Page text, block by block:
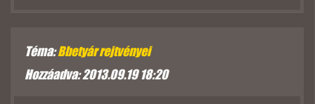
Téma:Bbetyár rejtvényei
Hozzáadva: 2013.09.19 18:20